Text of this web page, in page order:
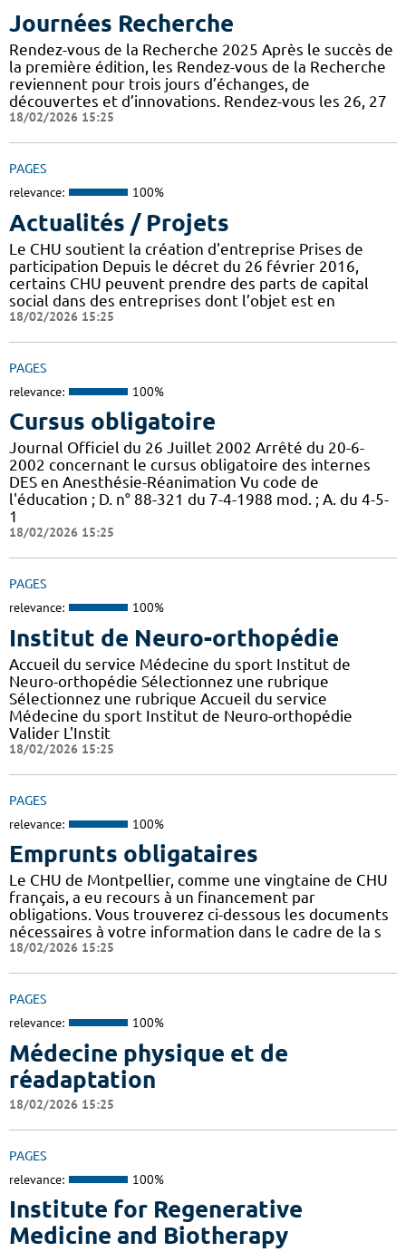
Journées Recherche
Rendez-vous de la Recherche 2025 Après le succès de
la première édition, les Rendez-vous de la Recherche
reviennent pour trois jours d’échanges, de
découvertes et d’innovations. Rendez-vous les 26, 27
18/02/2026 15:25
PAGES
relevance: 100%
Actualités / Projets
Le CHU soutient la création d'entreprise Prises de
participation Depuis le décret du 26 février 2016,
certains CHU peuvent prendre des parts de capital
social dans des entreprises dont l’objet est en
18/02/2026 15:25
PAGES
relevance: 100%
Cursus obligatoire
Journal Officiel du 26 Juillet 2002 Arrêté du 20-6-
2002 concernant le cursus obligatoire des internes
DES en Anesthésie-Réanimation Vu code de
l'éducation ; D. n° 88-321 du 7-4-1988 mod. ; A. du 4-5-
1
18/02/2026 15:25
PAGES
relevance: 100%
Institut de Neuro-orthopédie
Accueil du service Médecine du sport Institut de
Neuro-orthopédie Sélectionnez une rubrique
Sélectionnez une rubrique Accueil du service
Médecine du sport Institut de Neuro-orthopédie
Valider L'Instit
18/02/2026 15:25
PAGES
relevance: 100%
Emprunts obligataires
Le CHU de Montpellier, comme une vingtaine de CHU
français, a eu recours à un financement par
obligations. Vous trouverez ci-dessous les documents
nécessaires à votre information dans le cadre de la s
18/02/2026 15:25
PAGES
relevance: 100%
Médecine physique et de
réadaptation
18/02/2026 15:25
PAGES
relevance: 100%
Institute for Regenerative
Medicine and Biotherapy